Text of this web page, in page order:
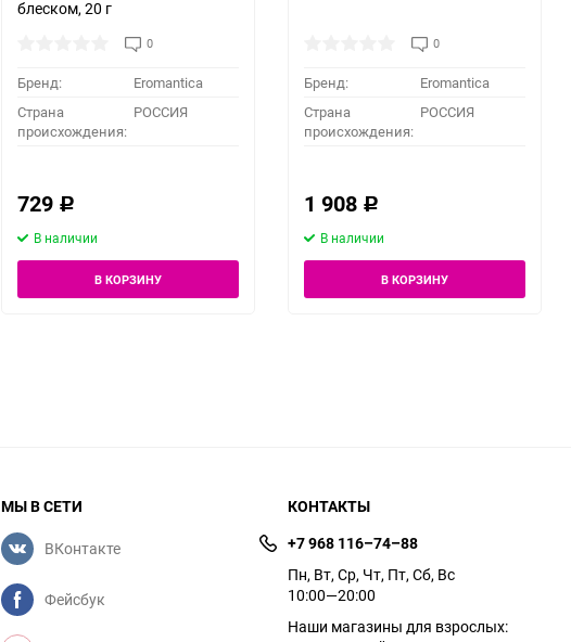
блеском, 20 г
0
Бренд:
Eromantica
Страна
происхождения:
РОССИЯ
729 Р
В наличии
В КОРЗИНУ
0
Бренд:
Eromantica
Страна
происхождения:
РОССИЯ
1 908 Р
В наличии
В КОРЗИНУ
МЫ В СЕТИ
ВКонтакте
Фейсбук
КОНТАКТЫ
+7 968 116–74–88
Пн, Вт, Ср, Чт, Пт, Сб, Вс
10:00—20:00
Наши магазины для взрослых: